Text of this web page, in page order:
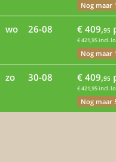
Nog maar
wo 26-08 € 409,95
€ 421,95 incl.
Nog maar
zo 30-08 € 409,95
€ 421,95 incl.
Nog maar